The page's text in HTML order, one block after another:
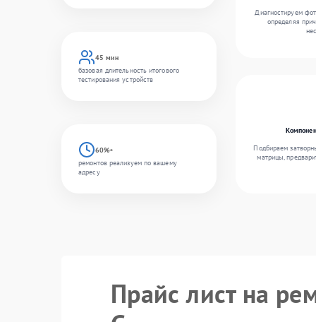
45 мин
базовая длительность итогового
тестирования устройств
60%+
ремонтов реализуем по вашему
адресу
Диагностируем
определяя
Подбираем
матрицы,
Прайс лист на